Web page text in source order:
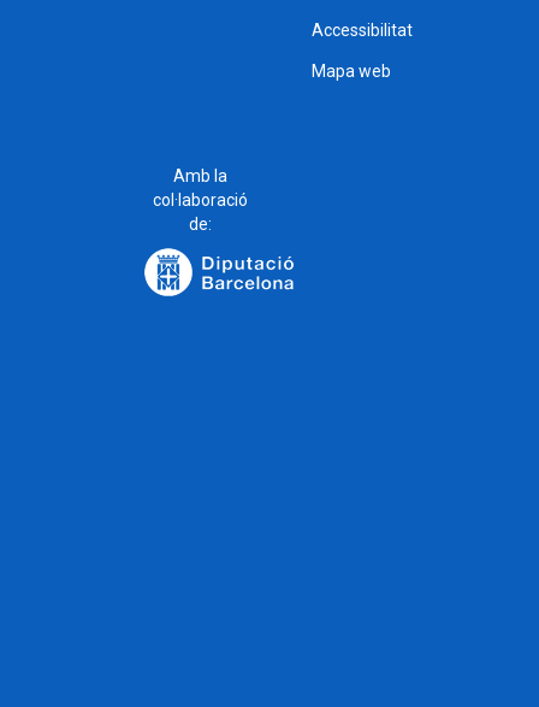
Accessibilitat
Mapa web
Amb la
col·laboració
de: